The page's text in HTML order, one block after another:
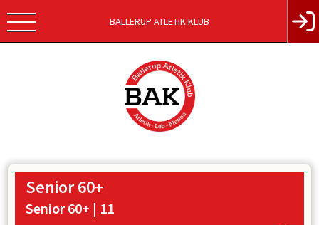
BALLERUP ATLETIK KLUB
Senior 60+
Senior 60+ | 11